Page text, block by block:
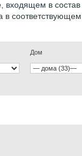
входящем в состав
в соответствующем
Дом